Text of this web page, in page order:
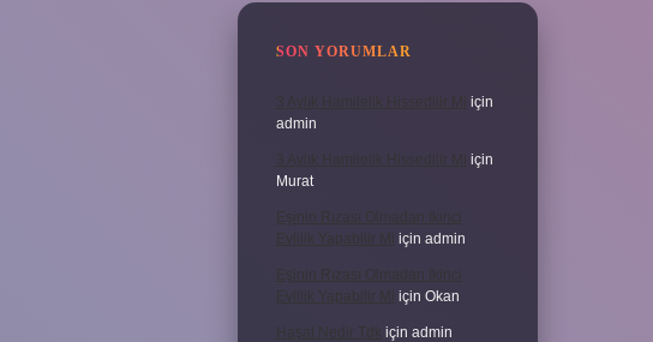
SON YORUMLAR
3 Aylık Hamilelik Hissedilir Mi
için
admin
3 Aylık Hamilelik Hissedilir Mi için
Murat
Eşinin Rızası Olmadan Ikinci
Evlilik Yapabilir Mi için admin
Eşinin Rızası Olmadan Ikinci
Evlilik Yapabilir Mi için Okan
Haşat Nedir Tdk için admin